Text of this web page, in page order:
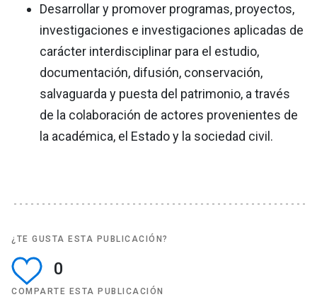
Desarrollar y promover programas, proyectos,
investigaciones e investigaciones aplicadas de
carácter interdisciplinar para el estudio,
documentación, difusión, conservación,
salvaguarda y puesta del patrimonio, a través
de la colaboración de actores provenientes de
la académica, el Estado y la sociedad civil.
¿TE GUSTA ESTA PUBLICACIÓN?
0
COMPARTE ESTA PUBLICACIÓN